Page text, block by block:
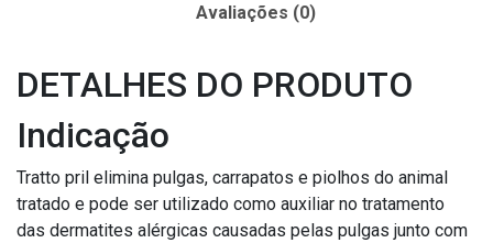
Avaliações (0)
DETALHES DO PRODUTO
Indicação
Tratto pril elimina pulgas, carrapatos e piolhos do animal
tratado e pode ser utilizado como auxiliar no tratamento
das dermatites alérgicas causadas pelas pulgas junto com